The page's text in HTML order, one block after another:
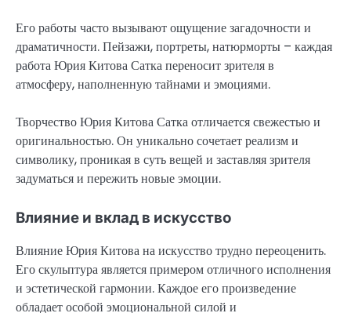
Его работы часто вызывают ощущение загадочности и
драматичности. Пейзажи, портреты, натюрморты – каждая
работа Юрия Китова Сатка переносит зрителя в
атмосферу, наполненную тайнами и эмоциями.
Творчество Юрия Китова Сатка отличается свежестью и
оригинальностью. Он уникально сочетает реализм и
символику, проникая в суть вещей и заставляя зрителя
задуматься и пережить новые эмоции.
Влияние и вклад в искусство
Влияние Юрия Китова на искусство трудно переоценить.
Его скульптура является примером отличного исполнения
и эстетической гармонии. Каждое его произведение
обладает особой эмоциональной силой и